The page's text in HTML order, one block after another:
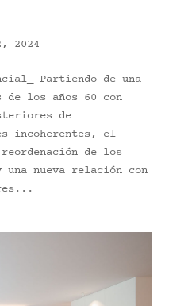
2024
Partiendo de una
de los años 60 con
de
incoherentes, el
de los
nueva relación con